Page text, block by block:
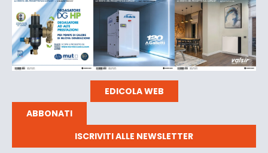
EDICOLA WEB
ABBONATI
ISCRIVITI ALLE NEWSLETTER